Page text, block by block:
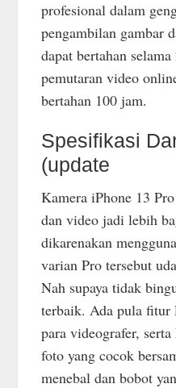
profesional dalam
pengambilan gambar
dapat bertahan
pemutaran video
bertahan 100 jam.
Spesifikasi
(update
Kamera iPhone 13
dan video jadi lebih
dikarenakan
varian Pro tersebut
Nah supaya tidak
terbaik. Ada pula fitur
para videografer,
foto yang cocok
menebal dan bobot